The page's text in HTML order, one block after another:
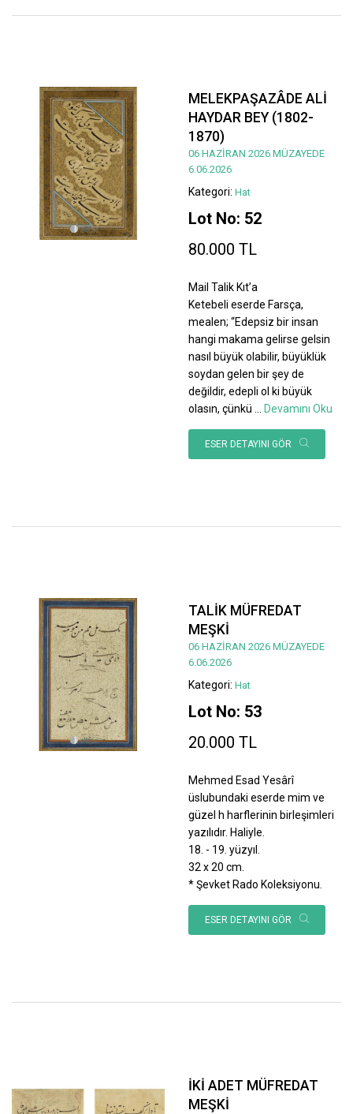
MELEKPAŞAZÂDE ALİ
HAYDAR BEY (1802-
1870)
06 HAZİRAN 2026 MÜZAYEDE
6.06.2026
Kategori: Hat
Lot No: 52
80.000 TL
Mail Talik Kıt’a
Ketebeli eserde Farsça,
mealen; “Edepsiz bir insan
hangi makama gelirse gelsin
nasıl büyük olabilir, büyüklük
soydan gelen bir şey de
değildir, edepli ol ki büyük
olasın, çünkü ... Devamını Oku
ESER DETAYINI GÖR
TALİK MÜFREDAT
MEŞKİ
06 HAZİRAN 2026 MÜZAYEDE
6.06.2026
Kategori: Hat
Lot No: 53
20.000 TL
Mehmed Esad Yesârî
üslubundaki eserde mim ve
güzel h harflerinin birleşimleri
yazılıdır. Haliyle.
18. - 19. yüzyıl.
32 x 20 cm.
* Şevket Rado Koleksiyonu.
ESER DETAYINI GÖR
İKİ ADET MÜFREDAT
MEŞKİ